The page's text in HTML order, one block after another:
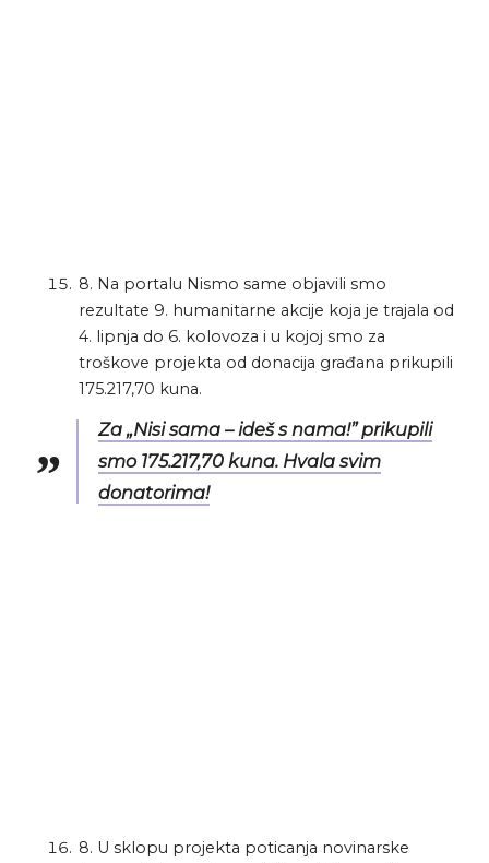
8. Na portalu Nismo same objavili smo
rezultate 9. humanitarne akcije koja je trajala od
4. lipnja do 6. kolovoza i u kojoj smo za
troškove projekta od donacija građana prikupili
175.217,70 kuna.
Za „Nisi sama – ideš s nama!” prikupili
smo 175.217,70 kuna. Hvala svim
donatorima!
8. U sklopu projekta poticanja novinarske